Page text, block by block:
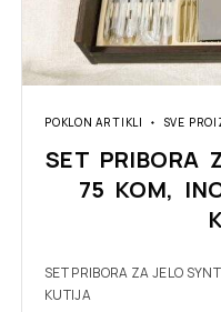
POKLON ARTIKLI SVE
SET PRIBORA
75 KOM,
SET PRIBORA ZA JELO
KUTIJA